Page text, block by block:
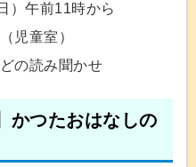
）午前11時から
児童室）
の読み聞かせ
かつたおはなしの